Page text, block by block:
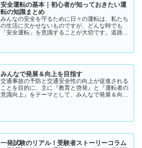
安全運転の基本｜初心者が知っておきたい運
転の知識まとめ
みんなの安全を守るために日々の運転は、私たち
の生活に欠かせないものですが、どんな時でも
「安全運転」を意識することが大切です。道路状
過ぎや注意力の低下、小…
みんなで発展＆向上を目指す
交通事故の予防と交通安全性の向上が促進される
ことを目的に、主に『教育と啓発』と『運転者の
意識向上』をテーマとして、みんなで発展＆向上
一発試験のリアル！受験者ストーリーコラム